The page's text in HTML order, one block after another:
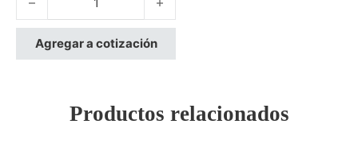
Agregar a cotización
Productos relacionados